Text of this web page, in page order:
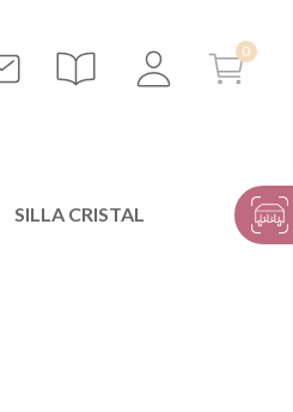
SILLA CRISTAL